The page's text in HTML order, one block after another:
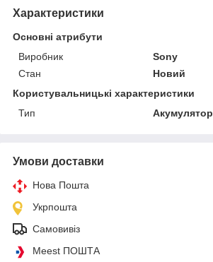
Характеристики
Основні атрибути
Виробник
Sony
Стан
Новий
Користувальницькі характеристики
Тип
Акумулятор
Умови доставки
Нова Пошта
Укрпошта
Самовивіз
Meest ПОШТА